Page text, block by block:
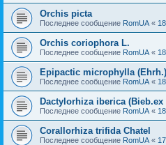
Orchis picta
Последнее сообщение RomUA «
Orchis coriophora L.
Последнее сообщение RomUA «
Epipactic microphylla
Последнее сообщение RomUA «
Dactylorhiza iberica
Последнее сообщение RomUA «
Corallorhiza trifida Chatel
Последнее сообщение RomUA «